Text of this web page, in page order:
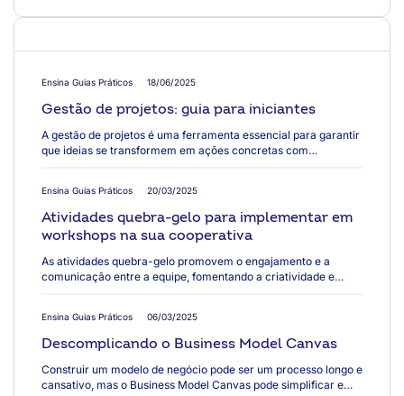
Ensina Guias Práticos 18/06/2025
Gestão de projetos: guia para iniciantes
A gestão de projetos é uma ferramenta essencial para garantir
que ideias se transformem em ações concretas com
cooperativa pode planejar melhor, distribuir tarefas de forma
eficiente, reduzir riscos e aumentar a produtividade. Mas, para
aplicar uma boa gestão de projetos, é importante entender os
conceitos básicos, conhecer as metodologias disponíveis e
saber como colocá-las em prática de acordo com o perfil da
sua equipe e os objetivos do seu projeto. O que vou aprender?
de processos, quais metodologias aplicar (como PMBOK,
realidade e como colocar tudo isso em prática na sua
cooperativa com um passo a passo simples e direto.
Conteúdo desenvolvidoem parceria com
Ensina Guias Práticos 20/03/2025
Atividades quebra-gelo para implementar em
workshops na sua cooperativa
As atividades quebra-gelo promovem o engajamento e a
comunicação entre a equipe, fomentando a criatividade e
participantes e focar no aproveitamento de workshops e
eventos, buscando pontos de melhora e feedbacks. Mas, para
que as dinâmicas quebra-gelo sejam benéficas para a sua
cooperativa, é necessário entender um pouco mais sobre os
objetivos das atividades e as vantagens trazidas por elas.
Ensina Guias Práticos 06/03/2025
Descomplicando o Business Model Canvas
Construir um modelo de negócio pode ser um processo longo e
cansativo, mas o Business Model Canvas pode simplificar e